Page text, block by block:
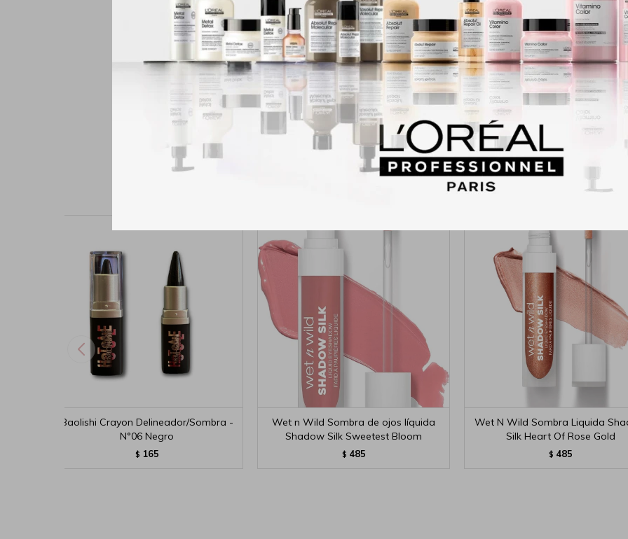
experimentan varios problemas de piel. Muchos productos dentro de esta línea también
protección UV adicional.
Hecho para pieles sensibles: el maquillaje Physicians Formula está específicamente
la salud y la comodidad de tu piel. Es por eso que utilizamos ingredientes de alta
sentirte hermosa desde adentro hacia afuera.
Libre de crueldad: todas las bases de fórmula de médicos, maquillaje de ojos,
siempre están libres de crueldad animal y nunca se prueban en animales.
Productos que te pueden interesar
Baolishi Crayon Delineador/Sombra -
N°06 Negro
$ 165
Wet n Wild Sombra de ojos líquida
Shadow Silk Sweetest Bloom
$ 485
Wet N Wild Sombra Liquida
Silk Heart Of Rose Gold
$ 485